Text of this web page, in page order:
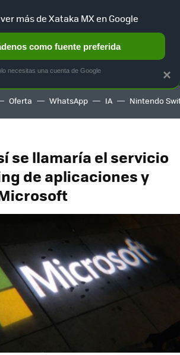
HOME AUTO TERRITORIO
Oferta WhatsApp IA Nintendo
se llamaría el servicio
de aplicaciones y
×
más de Xataka MX en Google
como fuente preferida
necesitas una cuenta de Google